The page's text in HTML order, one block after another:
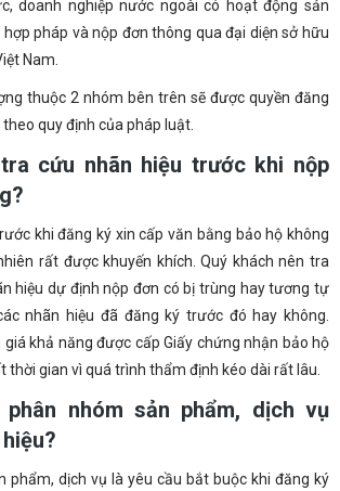
doanh nghiệp nước ngoài có hoạt động sản
pháp và nộp đơn thông qua đại diện sở hữu
Nam.
thuộc 2 nhóm bên trên sẽ được quyền đăng
quy định của pháp luật.
cứu nhãn hiệu trước khi nộp
khi đăng ký xin cấp văn bằng bảo hộ không
rất được khuyến khích. Quý khách nên tra
hiệu dự định nộp đơn có bị trùng hay tương tự
nhãn hiệu đã đăng ký trước đó hay không.
khả năng được cấp Giấy chứng nhận bảo hộ
thời gian vì quá trình thẩm định kéo dài rất lâu.
nhóm sản phẩm, dịch vụ
phẩm, dịch vụ là yêu cầu bắt buộc khi đăng ký